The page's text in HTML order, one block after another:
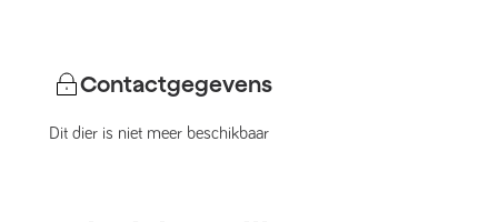
Contactgegevens
Dit dier is niet meer beschikbaar